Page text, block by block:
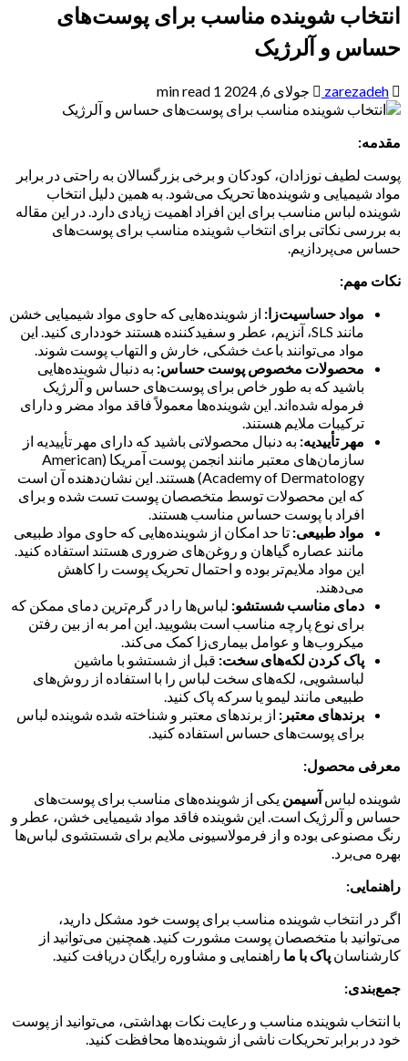
انتخاب شوینده مناسب برای پوست‌های
حساس و آلرژیک
zarezadeh جولای 6, 2024 1 min read
مقدمه:
پوست لطیف نوزادان، کودکان و برخی بزرگسالان به راحتی در برابر
مواد شیمیایی و شوینده‌ها تحریک می‌شود. به همین دلیل انتخاب
شوینده لباس مناسب برای این افراد اهمیت زیادی دارد. در این مقاله
به بررسی نکاتی برای انتخاب شوینده مناسب برای پوست‌های
حساس می‌پردازیم.
نکات مهم:
مواد حساسیت‌زا: از شوینده‌هایی که حاوی مواد شیمیایی خشن
مانند SLS، آنزیم، عطر و سفیدکننده هستند خودداری کنید. این
مواد می‌توانند باعث خشکی، خارش و التهاب پوست شوند.
محصولات مخصوص پوست حساس: به دنبال شوینده‌هایی
باشید که به طور خاص برای پوست‌های حساس و آلرژیک
فرموله شده‌اند. این شوینده‌ها معمولاً فاقد مواد مضر و دارای
ترکیبات ملایم هستند.
مهر تأییدیه: به دنبال محصولاتی باشید که دارای مهر تأییدیه از
سازمان‌های معتبر مانند انجمن پوست آمریکا (American
Academy of Dermatology) هستند. این نشان‌دهنده آن است
که این محصولات توسط متخصصان پوست تست شده و برای
افراد با پوست حساس مناسب هستند.
مواد طبیعی: تا حد امکان از شوینده‌هایی که حاوی مواد طبیعی
مانند عصاره گیاهان و روغن‌های ضروری هستند استفاده کنید.
این مواد ملایم‌تر بوده و احتمال تحریک پوست را کاهش
می‌دهند.
دمای مناسب شستشو: لباس‌ها را در گرم‌ترین دمای ممکن که
برای نوع پارچه مناسب است بشویید. این امر به از بین رفتن
میکروب‌ها و عوامل بیماری‌زا کمک می‌کند.
پاک کردن لکه‌های سخت: قبل از شستشو با ماشین
لباسشویی، لکه‌های سخت لباس را با استفاده از روش‌های
طبیعی مانند لیمو یا سرکه پاک کنید.
برندهای معتبر: از برندهای معتبر و شناخته شده شوینده لباس
برای پوست‌های حساس استفاده کنید.
معرفی محصول:
شوینده لباس آسیمن یکی از شوینده‌های مناسب برای پوست‌های
حساس و آلرژیک است. این شوینده فاقد مواد شیمیایی خشن، عطر و
رنگ مصنوعی بوده و از فرمولاسیونی ملایم برای شستشوی لباس‌ها
بهره می‌برد.
راهنمایی:
اگر در انتخاب شوینده مناسب برای پوست خود مشکل دارید،
می‌توانید با متخصصان پوست مشورت کنید. همچنین می‌توانید از
کارشناسان پاک با ما راهنمایی و مشاوره رایگان دریافت کنید.
جمع‌بندی:
با انتخاب شوینده مناسب و رعایت نکات بهداشتی، می‌توانید از پوست
خود در برابر تحریکات ناشی از شوینده‌ها محافظت کنید.